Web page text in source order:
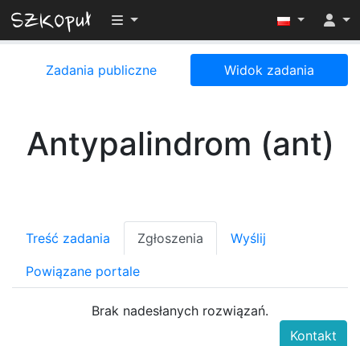
Przełącz widoczność menu
Zadania publiczne Widok zadania
Antypalindrom (ant)
Treść zadania Zgłoszenia Wyślij
Powiązane portale
Brak nadesłanych rozwiązań.
Kontakt